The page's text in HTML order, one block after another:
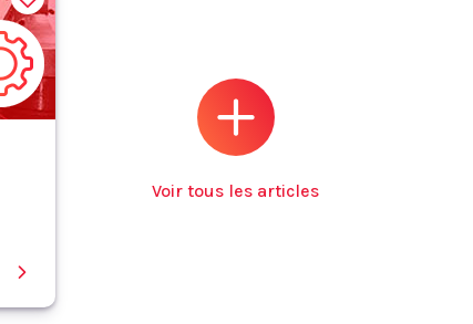
Voir tous les articles